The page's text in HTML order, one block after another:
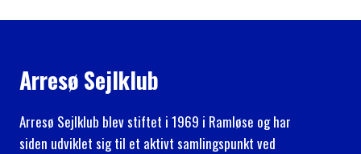
Arresø Sejlklub
Arresø Sejlklub blev stiftet i 1969 i Ramløse og har
siden udviklet sig til et aktivt samlingspunkt ved